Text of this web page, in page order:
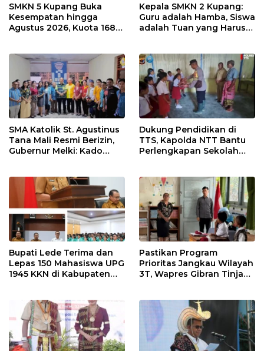
SMKN 5 Kupang Buka
Kesempatan hingga
Agustus 2026, Kuota 168
Kepala SMKN 2 Kupang:
Guru adalah Hamba, Siswa
adalah Tuan yang Harus
SMA Katolik St. Agustinus
Tana Mali Resmi Berizin,
Gubernur Melki: Kado
Dukung Pendidikan di
TTS, Kapolda NTT Bantu
Perlengkapan Sekolah
Bupati Lede Terima dan
Lepas 150 Mahasiswa UPG
1945 KKN di Kabupaten
Pastikan Program
Prioritas Jangkau Wilayah
3T, Wapres Gibran Tinjau